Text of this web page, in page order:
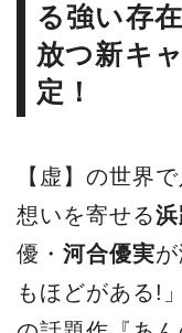
る強い存
放つ新キ
定！
【虚】の世界
想いを寄せる
優・ 河合優実
もほどがある!